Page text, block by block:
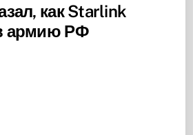
как Starlink
армию РФ